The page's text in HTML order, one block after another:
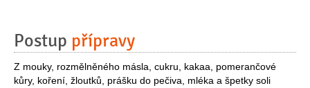
Postup přípravy
Z mouky, rozmělněného másla, cukru, kakaa, pomerančové
kůry, koření, žloutků, prášku do pečiva, mléka a špetky soli